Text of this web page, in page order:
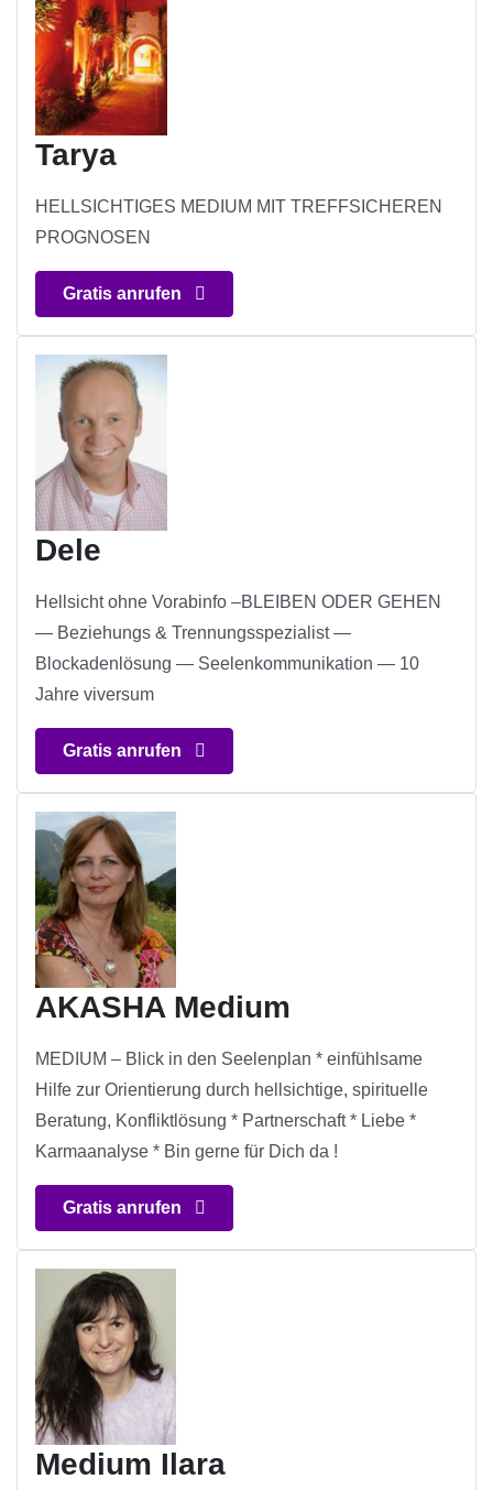
Tarya
HELLSICHTIGES MEDIUM MIT TREFFSICHEREN
PROGNOSEN
Gratis anrufen
Dele
Hellsicht ohne Vorabinfo –BLEIBEN ODER GEHEN
— Beziehungs & Trennungsspezialist —
Blockadenlösung — Seelenkommunikation — 10
Jahre viversum
Gratis anrufen
AKASHA Medium
MEDIUM – Blick in den Seelenplan * einfühlsame
Hilfe zur Orientierung durch hellsichtige, spirituelle
Beratung, Konfliktlösung * Partnerschaft * Liebe *
Karmaanalyse * Bin gerne für Dich da !
Gratis anrufen
Medium Ilara